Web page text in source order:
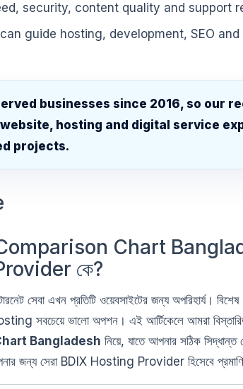
security, content quality and support
guide hosting, development, SEO
businesses since 2016, so our
hosting and digital service
projects.
Chart
কে?
সেবা এখন প্রতিটি ওয়েবসাইটের জন্য অপরিহার্য।
সবচেয়ে ভালো অপশন। এই আর্টিকেলে আমরা
Bangladesh নিয়ে, যাতে আপনার সঠিক
জন্য সেরা BDIX Hosting Provider হিসেবে